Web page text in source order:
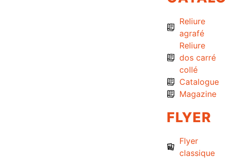
Reliure
agrafé
Reliure
dos carré
collé
Catalogue
Magazine
FLYER
Flyer
classique